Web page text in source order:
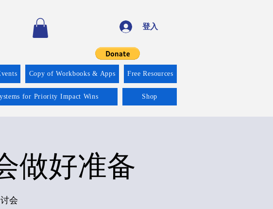
登入
Copy of Workbooks & Apps Free Resources
for Priority Impact Wins Shop
做好准备
会